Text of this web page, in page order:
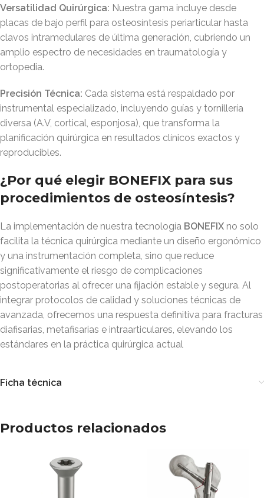
Versatilidad Quirúrgica: Nuestra gama incluye desde
placas de bajo perfil para osteosíntesis periarticular hasta
clavos intramedulares de última generación, cubriendo un
amplio espectro de necesidades en traumatología y
ortopedia.
Precisión Técnica: Cada sistema está respaldado por
instrumental especializado, incluyendo guías y tornillería
diversa (A.V, cortical, esponjosa), que transforma la
planificación quirúrgica en resultados clínicos exactos y
reproducibles.
¿Por qué elegir BONEFIX para sus
procedimientos de osteosíntesis?
La implementación de nuestra tecnología BONEFIX no solo
facilita la técnica quirúrgica mediante un diseño ergonómico
y una instrumentación completa, sino que reduce
significativamente el riesgo de complicaciones
postoperatorias al ofrecer una fijación estable y segura. Al
integrar protocolos de calidad y soluciones técnicas de
avanzada, ofrecemos una respuesta definitiva para fracturas
diafisarias, metafisarias e intraarticulares, elevando los
estándares en la práctica quirúrgica actual
Ficha técnica
Productos relacionados